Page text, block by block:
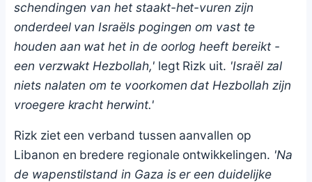
schendingen van het staakt-het-vuren zijn
onderdeel van Israëls pogingen om vast te
houden aan wat het in de oorlog heeft bereikt -
een verzwakt Hezbollah,'legt Rizk uit. 'Israël zal
niets nalaten om te voorkomen dat Hezbollah zijn
vroegere kracht herwint.'
Rizk ziet een verband tussen aanvallen op
Libanon en bredere regionale ontwikkelingen. 'Na
de wapenstilstand in Gaza is er een duidelijke